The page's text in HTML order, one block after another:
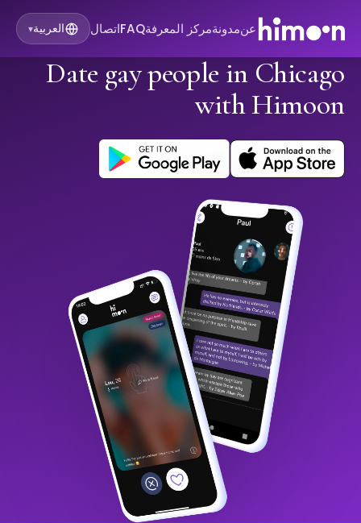
عنمدونةمركز المعرفةFAQاتصال العربية▾
Date gay people in Chicago
with Himoon